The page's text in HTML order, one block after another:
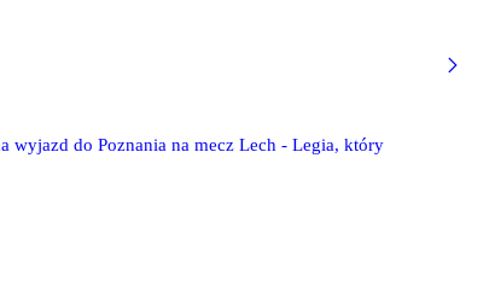
wyjazd do Poznania na mecz Lech - Legia, który